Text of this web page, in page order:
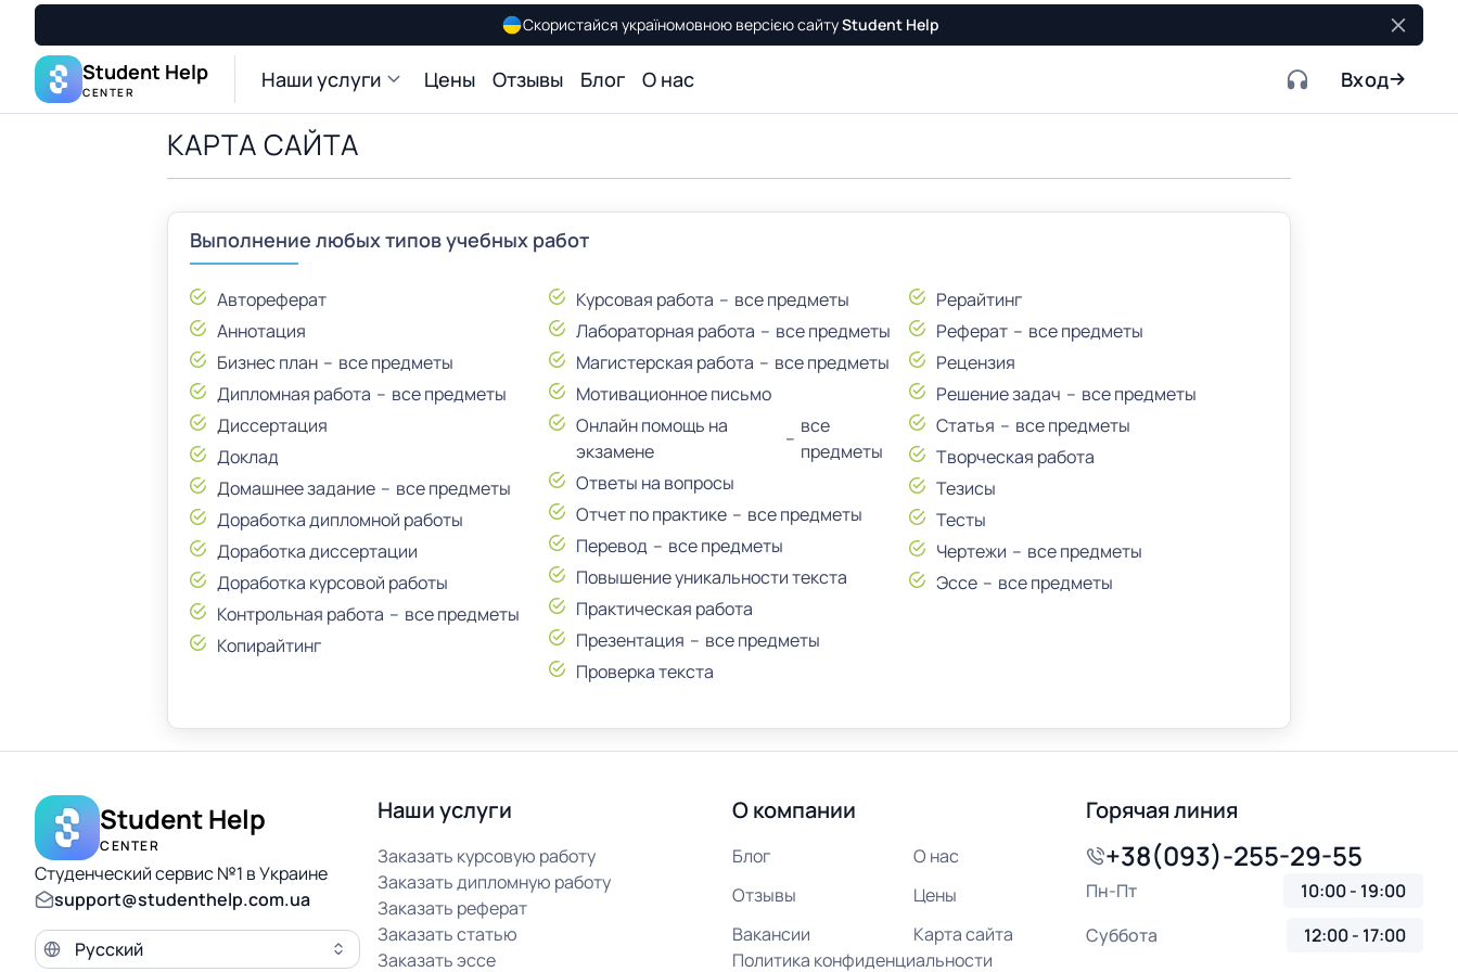
Скористайся україномовною версією сайтуStudent Help
Student Help
CENTER Наши услуги Цены Отзывы Блог О нас Вход
КАРТА САЙТА
Выполнение любых типов учебных работ
Автореферат
Аннотация
Бизнес план
все предметы
Дипломная работа
все предметы
Диссертация
Доклад
Домашнее задание
все предметы
Доработка дипломной работы
Доработка диссертации
Доработка курсовой работы
Контрольная работа
все предметы
Копирайтинг
Курсовая работа
все предметы
Лабораторная работа
все предметы
Магистерская работа
все предметы
Мотивационное письмо
Онлайн помощь на
экзамене
все
предметы
Ответы на вопросы
Отчет по практике
все предметы
Перевод
все предметы
Повышение уникальности текста
Практическая работа
Презентация
все предметы
Проверка текста
Рерайтинг
Реферат
все предметы
Рецензия
Решение задач
все предметы
Статья
все предметы
Творческая работа
Тезисы
Тесты
Чертежи
все предметы
Эссе
все предметы
Student Help
CENTER
Студенческий сервис №1 в Украине
support@studenthelp.com.ua
Наши услуги
Заказать курсовую работу
Заказать дипломную работу
Заказать реферат
Заказать статью
Заказать эссе
О компании
Блог
О нас
Отзывы
Цены
Вакансии
Карта сайта
Политика конфиденциальности
Горячая линия
+38(093)-255-29-55
Пн-Пт
10:00 - 19:00
Суббота
12:00 - 17:00
Язык сайта